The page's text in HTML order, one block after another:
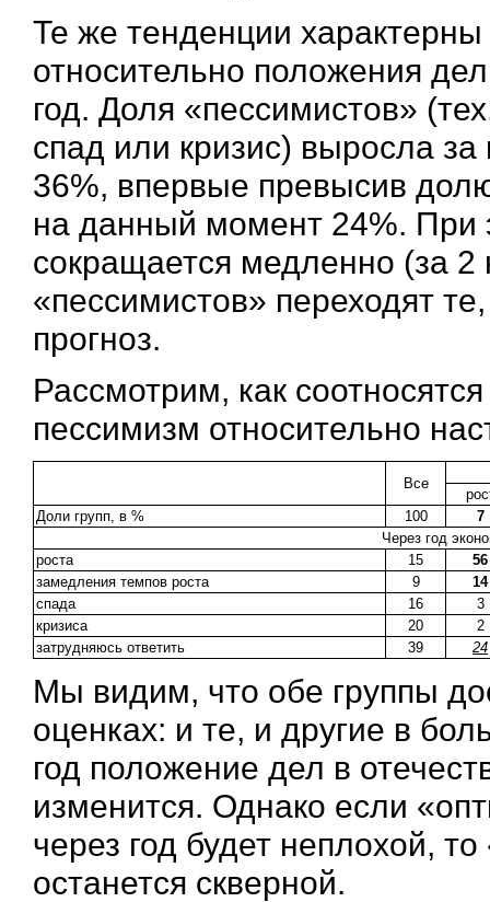
Те же тенденции
относительно положения
год. Доля «пессимистов»
спад или кризис) выросла
36%, впервые превысив
на данный момент 24%. При
сокращается медленно (за 2
«пессимистов» переходят
прогноз.
Рассмотрим, как
пессимизм относительно
Все
Доли групп, в %
100
7
Через год
роста
15
56
замедления темпов роста
9
14
спада
16
3
кризиса
20
2
затрудняюсь ответить
39 24
Мы видим, что обе группы
оценках: и те, и другие в
год положение дел в
изменится. Однако если
через год будет неплохой,
останется скверной.